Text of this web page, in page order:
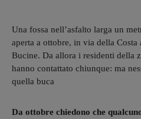
Una fossa nell’asfalto larga un
aperta a ottobre, in via della
Bucine. Da allora i residenti della
hanno contattato chiunque: ma
quella buca
Da ottobre chiedono che